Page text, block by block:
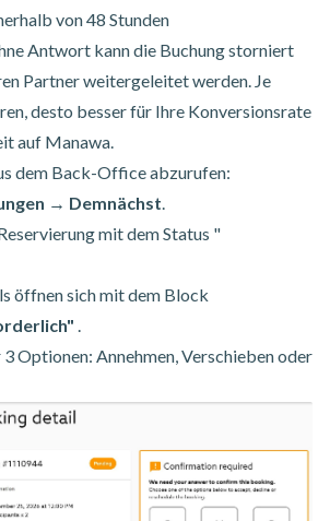
von 48 Stunden
Antwort kann die Buchung storniert
Partner weitergeleitet werden. Je
desto besser für Ihre Konversionsrate
auf Manawa.
dem Back-Office abzurufen:
→ Demnächst
mit dem Status "
öffnen sich mit dem Block
3 Optionen: Annehmen, Verschieben oder